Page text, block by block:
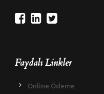
Faydalı Linkler
Online Ödeme